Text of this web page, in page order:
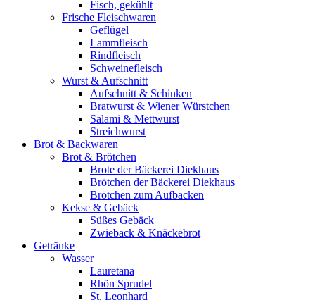
Fisch, gekühlt
Frische Fleischwaren
Geflügel
Lammfleisch
Rindfleisch
Schweinefleisch
Wurst & Aufschnitt
Aufschnitt & Schinken
Bratwurst & Wiener Würstchen
Salami & Mettwurst
Streichwurst
Brot & Backwaren
Brot & Brötchen
Brote der Bäckerei Diekhaus
Brötchen der Bäckerei Diekhaus
Brötchen zum Aufbacken
Kekse & Gebäck
Süßes Gebäck
Zwieback & Knäckebrot
Getränke
Wasser
Lauretana
Rhön Sprudel
St. Leonhard